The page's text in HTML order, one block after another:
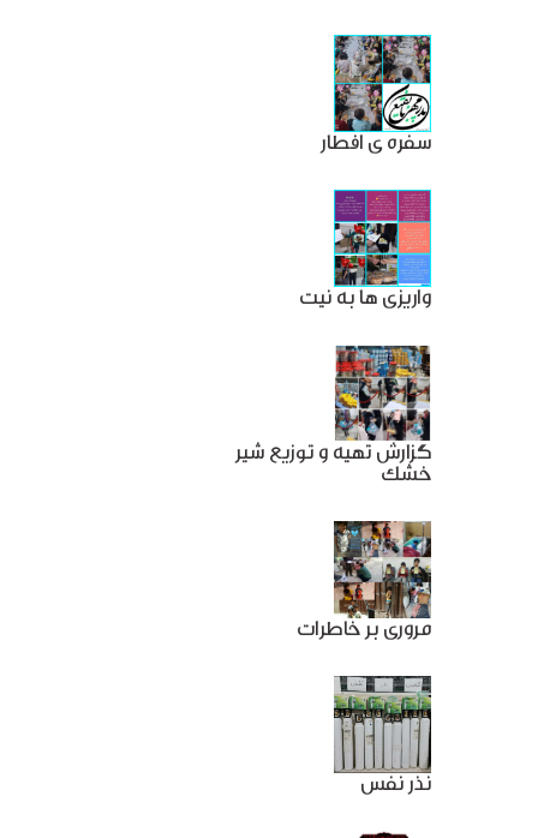
سفره ی افطار
واریزی ها به نیت
گزارش تهیه و توزیع شیر
خشک
مروری بر خاطرات
نذر نفس